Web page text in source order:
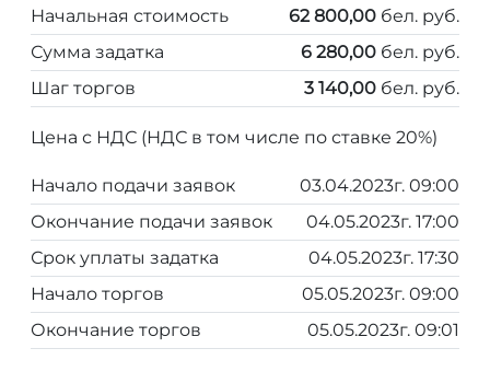
Начальная стоимость 62 800,00 бел. руб.
Сумма задатка
6 280,00 бел. руб.
Шаг торгов
3 140,00 бел. руб.
Цена с НДС (НДС в том числе по ставке 20%)
Начало подачи заявок
03.04.2023г. 09:00
Окончание подачи заявок
04.05.2023г. 17:00
Срок уплаты задатка
04.05.2023г. 17:30
Начало торгов
05.05.2023г. 09:00
Окончание торгов
05.05.2023г. 09:01